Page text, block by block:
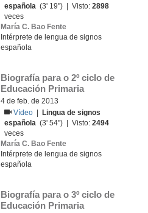
española (3' 19'') | Visto:2898
veces
María C. Bao Fente
Intérprete de lengua de signos
española
Biografía para o 2º ciclo de
Educación Primaria
4 de feb. de 2013
Vídeo
Lingua de signos
española (3' 54'') | Visto:2494
veces
María C. Bao Fente
Intérprete de lengua de signos
española
Biografía para o 3º ciclo de
Educación Primaria